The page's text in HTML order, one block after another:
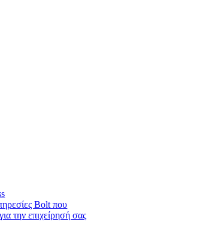
Bolt που
την επιχείρησή σας